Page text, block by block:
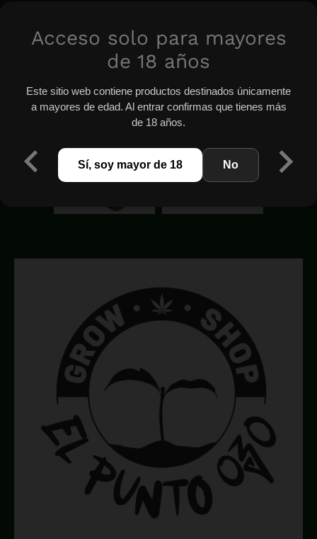
Acceso solo para mayores
de 18 años
Este sitio web contiene productos destinados únicamente
a mayores de edad. Al entrar confirmas que tienes más
de 18 años.
Sí, soy mayor de 18 No